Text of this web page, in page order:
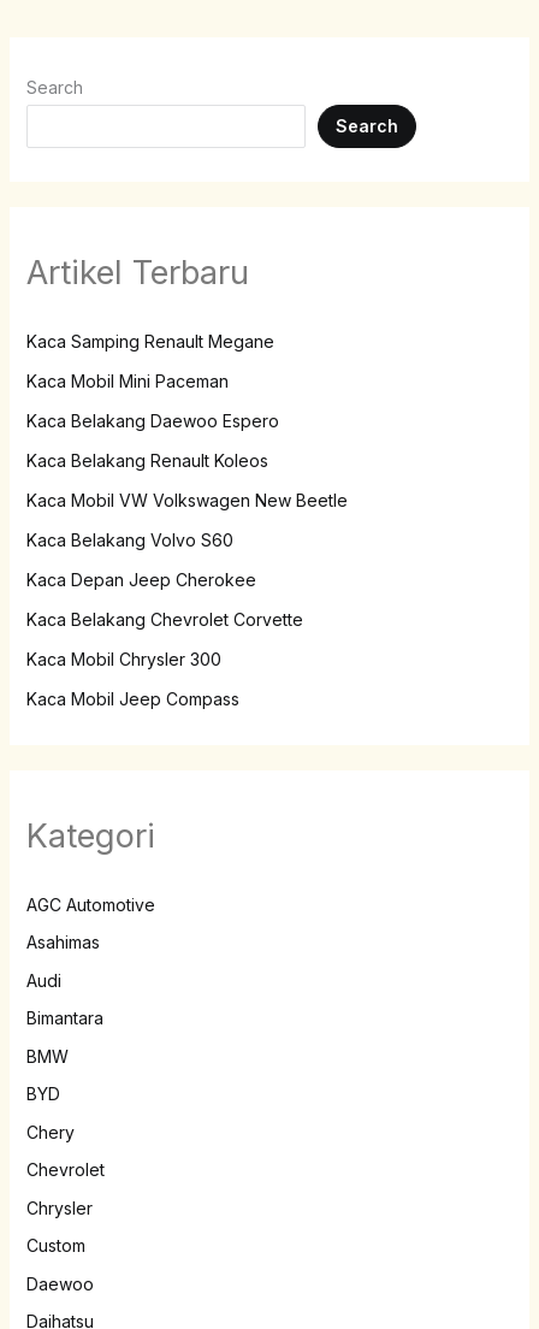
Search
Search
Artikel Terbaru
Kaca Samping Renault Megane
Kaca Mobil Mini Paceman
Kaca Belakang Daewoo Espero
Kaca Belakang Renault Koleos
Kaca Mobil VW Volkswagen New Beetle
Kaca Belakang Volvo S60
Kaca Depan Jeep Cherokee
Kaca Belakang Chevrolet Corvette
Kaca Mobil Chrysler 300
Kaca Mobil Jeep Compass
Kategori
AGC Automotive
Asahimas
Audi
Bimantara
BMW
BYD
Chery
Chevrolet
Chrysler
Custom
Daewoo
Daihatsu